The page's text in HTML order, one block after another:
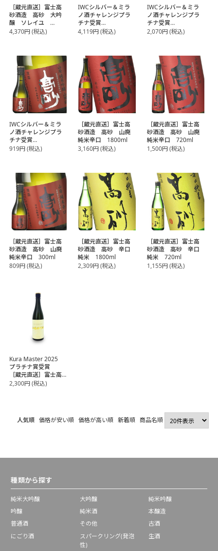
［蔵元直送］富士高
砂酒造 高砂 大吟
醸 ソレイユ
720ml
4,370円(税込)
IWCシルバー＆ミラ
ノ酒チャレンジプラ
チナ受賞
［蔵元直送］富士高
4,119円(税込)
IWCシルバー＆ミラ
ノ酒チャレンジプラ
チナ受賞
［蔵元直送］富士高
2,070円(税込)
IWCシルバー＆ミラ
ノ酒チャレンジプラ
チナ受賞
［蔵元直送］富士高
919円(税込)
［蔵元直送］富士高
砂酒造 高砂 山廃
純米辛口 1800ml
3,160円(税込)
［蔵元直送］富士高
砂酒造 高砂 山廃
純米辛口 720ml
1,500円(税込)
［蔵元直送］富士高
砂酒造 高砂 山廃
純米辛口 300ml
809円(税込)
［蔵元直送］富士高
砂酒造 高砂 辛口
純米 1800ml
2,309円(税込)
［蔵元直送］富士高
砂酒造 高砂 辛口
純米 720ml
1,155円(税込)
Kura Master 2025
プラチナ賞受賞
［蔵元直送］富士高
砂酒造 高砂 純米
2,300円(税込)
人気順 価格が安い順 価格が高い順 新着順 商品名順
種類から探す
純米大吟醸 大吟醸
純米吟醸
吟醸
純米酒
本醸造
普通酒
その他
古酒
にごり酒
スパークリング(発泡
性)
生酒